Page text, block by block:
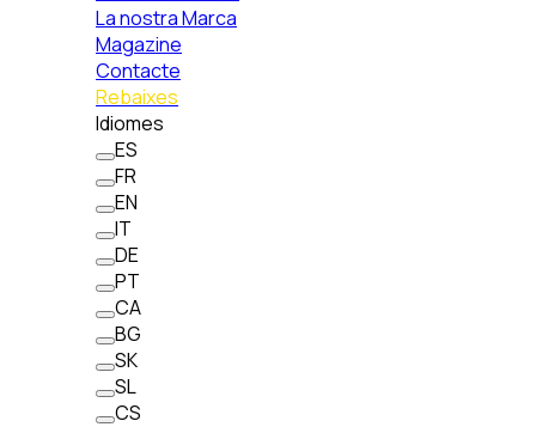
La nostra Marca
Magazine
Contacte
Rebaixes
Idiomes
ES
FR
EN
IT
DE
PT
CA
BG
SK
SL
CS